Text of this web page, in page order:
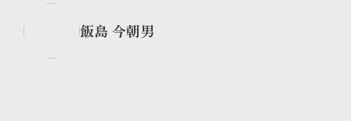
飯島 今朝男